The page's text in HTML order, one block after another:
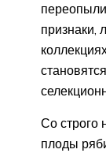
признаки,
Со строго
плоды